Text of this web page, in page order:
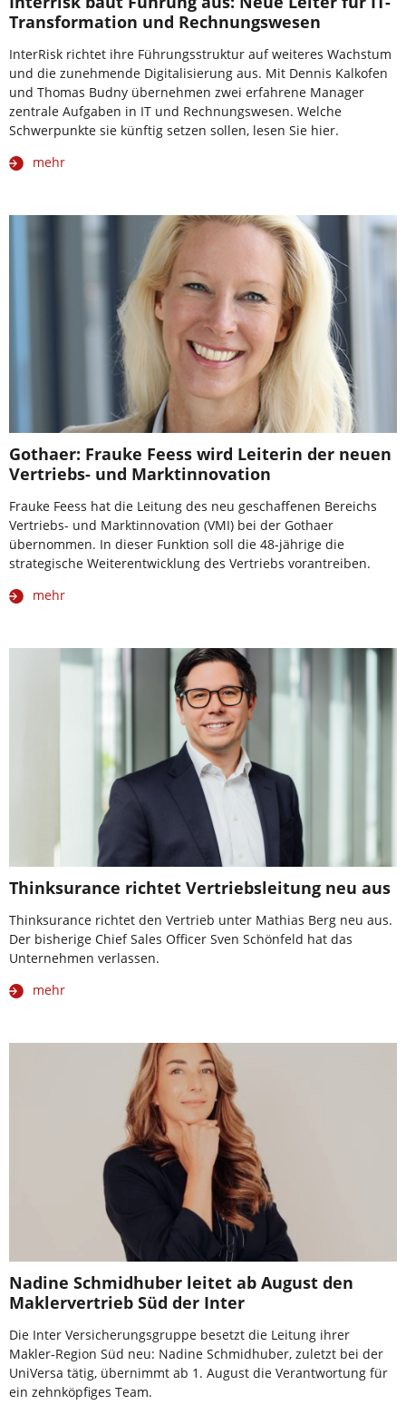
Transformation und Rechnungswesen
InterRisk richtet ihre Führungsstruktur auf weiteres Wachstum
und die zunehmende Digitalisierung aus. Mit Dennis Kalkofen
und Thomas Budny übernehmen zwei erfahrene Manager
zentrale Aufgaben in IT und Rechnungswesen. Welche
Schwerpunkte sie künftig setzen sollen, lesen Sie hier.
mehr
Gothaer: Frauke Feess wird Leiterin der neuen
Vertriebs- und Marktinnovation
Frauke Feess hat die Leitung des neu geschaffenen Bereichs
Vertriebs- und Marktinnovation (VMI) bei der Gothaer
übernommen. In dieser Funktion soll die 48-jährige die
strategische Weiterentwicklung des Vertriebs vorantreiben.
mehr
Thinksurance richtet Vertriebsleitung neu aus
Thinksurance richtet den Vertrieb unter Mathias Berg neu aus.
Der bisherige Chief Sales Officer Sven Schönfeld hat das
Unternehmen verlassen.
mehr
Nadine Schmidhuber leitet ab August den
Maklervertrieb Süd der Inter
Die Inter Versicherungsgruppe besetzt die Leitung ihrer
Makler-Region Süd neu: Nadine Schmidhuber, zuletzt bei der
UniVersa tätig, übernimmt ab 1. August die Verantwortung für
ein zehnköpfiges Team.